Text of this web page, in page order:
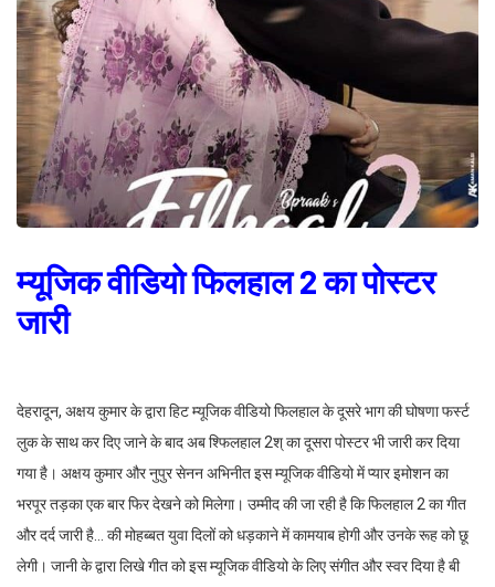
म्यूजिक वीडियो फिलहाल 2 का पोस्टर
जारी
देहरादून, अक्षय कुमार के द्वारा हिट म्यूजिक वीडियो फिलहाल के दूसरे भाग की घोषणा फर्स्ट
लुक के साथ कर दिए जाने के बाद अब श्फिलहाल 2श् का दूसरा पोस्टर भी जारी कर दिया
गया है। अक्षय कुमार और नुपुर सेनन अभिनीत इस म्यूजिक वीडियो में प्यार इमोशन का
भरपूर तड़का एक बार फिर देखने को मिलेगा। उम्मीद की जा रही है कि फिलहाल 2 का गीत
और दर्द जारी है… की मोहब्बत युवा दिलों को धड़काने में कामयाब होगी और उनके रूह को छू
लेगी। जानी के द्वारा लिखे गीत को इस म्यूजिक वीडियो के लिए संगीत और स्वर दिया है बी